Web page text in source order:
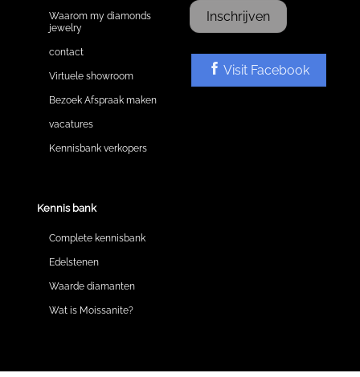
Waarom my diamonds
jewelry
contact
Virtuele showroom
Bezoek Afspraak maken
vacatures
Kennisbank verkopers
Kennis bank
Complete kennisbank
Edelstenen
Waarde diamanten
Wat is Moissanite?
Inschrijven
Visit Facebook